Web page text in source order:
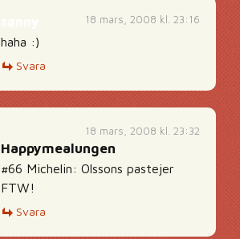
18 mars, 2008 kl. 23:16
haha :)
Svara
18 mars, 2008 kl. 23:32
Happymealungen
#66 Michelin: Olssons pastejer
FTW!
Svara